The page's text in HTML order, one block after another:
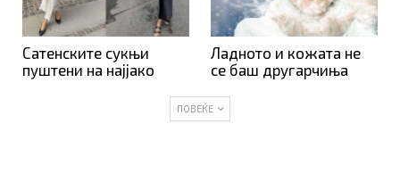
Сатенските сукњи
пуштени на најјако
Ладното и кожата не
се баш другарчиња
ПОВЕЌЕ